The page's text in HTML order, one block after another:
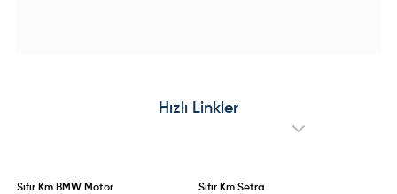
Amarok’un, madencilik, filolar ve
serisi, stil ve pratikliği bir arada
arayan sürücülere hitap ediyor.
Hızlı Linkler
Sıfır Km BMW Motor Sıfır Km Setra